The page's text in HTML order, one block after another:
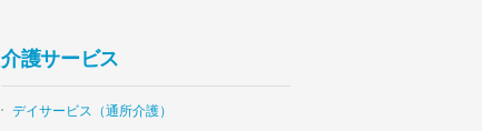
介護サービス
デイサービス（通所介護）